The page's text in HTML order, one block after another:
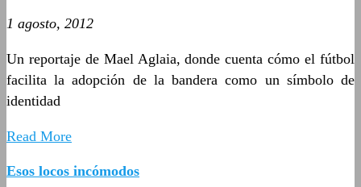
1 agosto, 2012
Un reportaje de Mael Aglaia, donde cuenta cómo el fútbol
facilita la adopción de la bandera como un símbolo de
identidad
Read More
Esos locos incómodos